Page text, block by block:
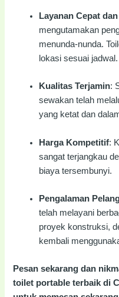
Layanan Cepat
mengutamakan
menunda-nunda.
lokasi sesuai jadwal.
Kualitas Terjamin:
sewakan telah
yang ketat dan
Harga Kompetitif:
sangat terjangkau
biaya tersembunyi.
Pengalaman
telah melayani
proyek konstruksi,
kembali
Pesan sekarang dan
toilet portable terbaik di